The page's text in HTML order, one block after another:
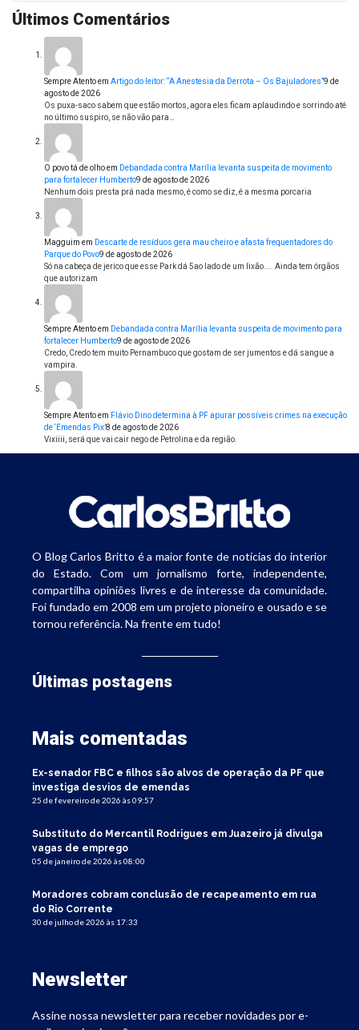
Últimos Comentários
Sempre Atentoem Artigo do leitor: “A Anestesia da Derrota – Os Bajuladores”9 de
agosto de 2026
Os puxa-saco sabem que estão mortos, agora eles ficam aplaudindo e sorrindo até
no último suspiro, se não vão para…
O povo tá de olhoem Debandada contra Marília levanta suspeita de movimento
para fortalecer Humberto9 de agosto de 2026
Nenhum dois presta prá nada mesmo, é como se diz, é a mesma porcaria
Magguim em Descarte de resíduos gera mau cheiro e afasta frequentadores do
Parque do Povo9 de agosto de 2026
Só na cabeça de jerico que esse Park dá 5ao lado de um lixão.... Ainda tem órgãos
que autorizam
Sempre Atentoem Debandada contra Marília levanta suspeita de movimento para
fortalecer Humberto9 de agosto de 2026
Credo, Credo tem muito Pernambuco que gostam de ser jumentos e dá sangue a
vampira.
Sempre Atentoem Flávio Dino determina à PF apurar possíveis crimes na execução
de ‘Emendas Pix’8 de agosto de 2026
Vixiiii, será que vai cair nego de Petrolina e da região.
O Blog Carlos Britto é a maior fonte de notícias do interior
do Estado. Com um jornalismo forte, independente,
compartilha opiniões livres e de interesse da comunidade.
Foi fundado em 2008 em um projeto pioneiro e ousado e se
tornou referência. Na frente em tudo!
Últimas postagens
Mais comentadas
Ex-senador FBC e filhos são alvos de operação da PF que
investiga desvios de emendas
25 de fevereiro de 2026 às 09:57
Substituto do Mercantil Rodrigues em Juazeiro já divulga
vagas de emprego
05 de janeiro de 2026 às 08:00
Moradores cobram conclusão de recapeamento em rua
do Rio Corrente
30 de julho de 2026 às 17:33
Newsletter
Assine nossa newsletter para receber novidades por e-